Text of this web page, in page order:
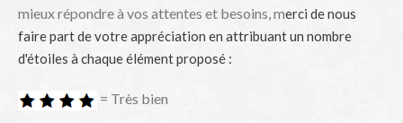
mieux répondre à vos attentes et besoins, merci de nous
faire part de votre appréciation en attribuant un nombre
d'étoiles à chaque élément proposé :
= Très bien